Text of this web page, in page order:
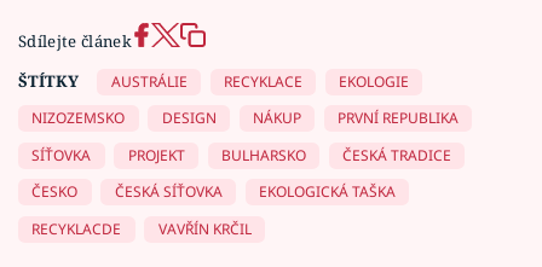
Sdílejte článek
ŠTÍTKY
AUSTRÁLIE RECYKLACE
EKOLOGIE
NIZOZEMSKO
DESIGN NÁKUP
PRVNÍ REPUBLIKA
SÍŤOVKA
PROJEKT BULHARSKO
ČESKÁ TRADICE
ČESKO
ČESKÁ SÍŤOVKA
EKOLOGICKÁ TAŠKA
RECYKLACDE
VAVŘÍN KRČIL